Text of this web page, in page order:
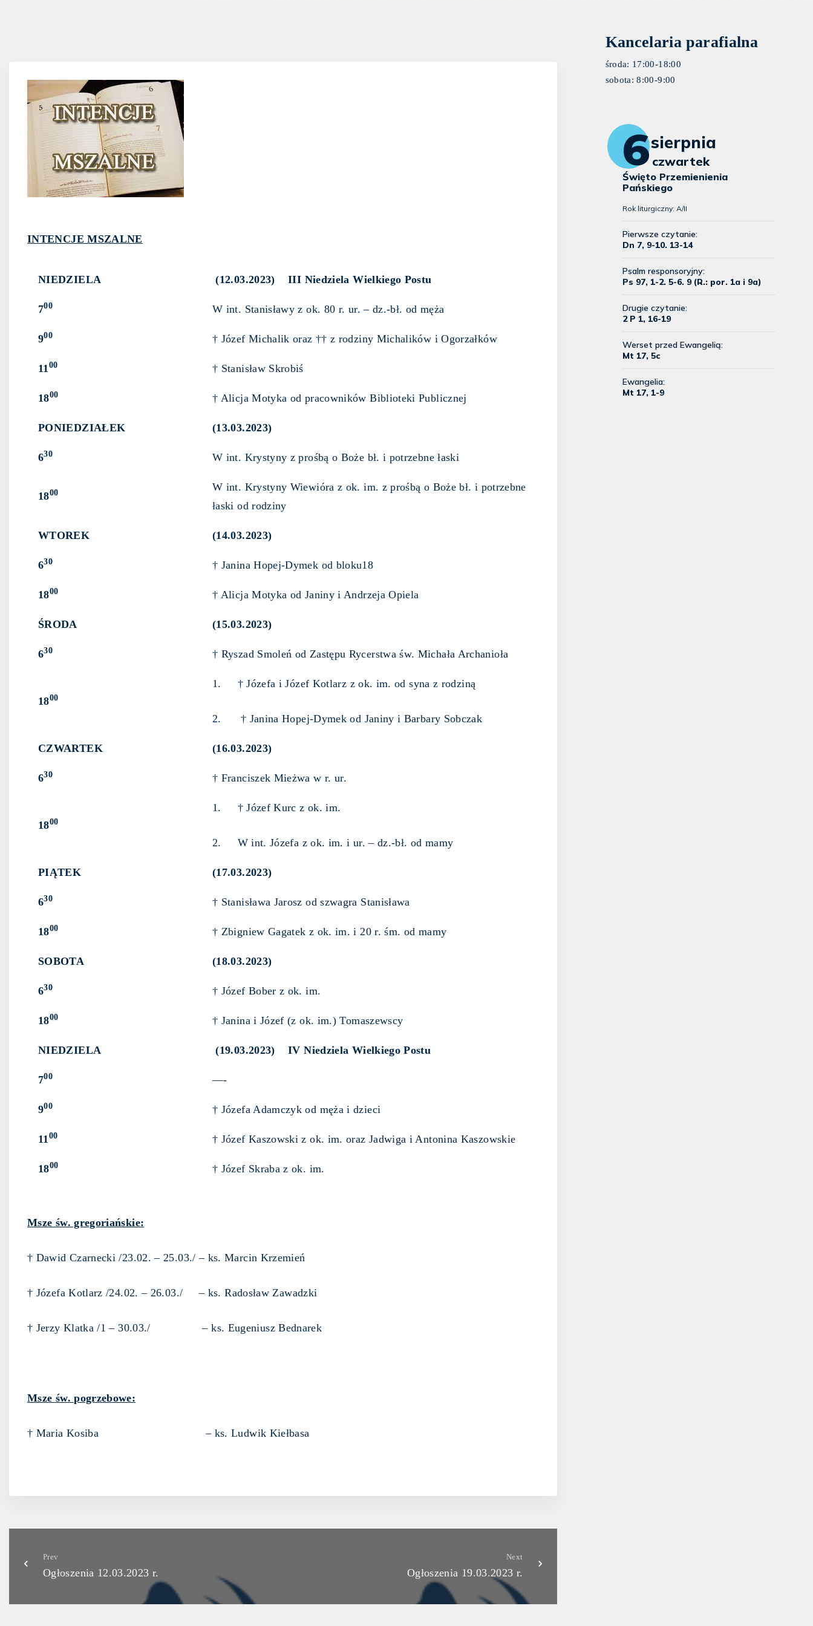
INTENCJE MSZALNE
NIEDZIELA (12.03.2023) III Niedziela Wielkiego Postu
700 W int. Stanisławy z ok. 80 r. ur. – dz.-bł. od męża
900 † Józef Michalik oraz †† z rodziny Michalików i Ogorzałków
1100 † Stanisław Skrobiś
1800 † Alicja Motyka od pracowników Biblioteki Publicznej
PONIEDZIAŁEK (13.03.2023)
630 W int. Krystyny z prośbą o Boże bł. i potrzebne łaski
1800
W int. Krystyny Wiewióra z ok. im. z prośbą o Boże bł. i potrzebne
łaski od rodziny
WTOREK (14.03.2023)
630 † Janina Hopej-Dymek od bloku18
1800 † Alicja Motyka od Janiny i Andrzeja Opiela
ŚRODA (15.03.2023)
630 † Ryszad Smoleń od Zastępu Rycerstwa św. Michała Archanioła
1800
1. † Józefa i Józef Kotlarz z ok. im. od syna z rodziną
2. † Janina Hopej-Dymek od Janiny i Barbary Sobczak
CZWARTEK (16.03.2023)
630 † Franciszek Mieżwa w r. ur.
1800
1. † Józef Kurc z ok. im.
2. W int. Józefa z ok. im. i ur. – dz.-bł. od mamy
PIĄTEK (17.03.2023)
630 † Stanisława Jarosz od szwagra Stanisława
1800 † Zbigniew Gagatek z ok. im. i 20 r. śm. od mamy
SOBOTA (18.03.2023)
630 † Józef Bober z ok. im.
1800 † Janina i Józef (z ok. im.) Tomaszewscy
NIEDZIELA (19.03.2023) IV Niedziela Wielkiego Postu
700 —-
900 † Józefa Adamczyk od męża i dzieci
1100 † Józef Kaszowski z ok. im. oraz Jadwiga i Antonina Kaszowskie
1800 † Józef Skraba z ok. im.
Msze św. gregoriańskie:
† Dawid Czarnecki /23.02. – 25.03./ – ks. Marcin Krzemień
† Józefa Kotlarz /24.02. – 26.03./ – ks. Radosław Zawadzki
† Jerzy Klatka /1 – 30.03./ – ks. Eugeniusz Bednarek
Msze św. pogrzebowe:
† Maria Kosiba – ks. Ludwik Kiełbasa
Prev
Ogłoszenia 12.03.2023 r.
Next
Ogłoszenia 19.03.2023 r.
Kancelaria parafialna
środa: 17:00-18:00
sobota: 8:00-9:00